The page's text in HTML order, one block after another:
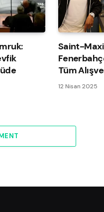
Saint-
Tüm
12 Nisan 2025